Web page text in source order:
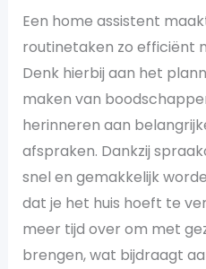
Een home assistent
routinetaken zo efficiënt
Denk hierbij aan het
maken van
herinneren aan
afspraken. Dankzij
snel en gemakkelijk
dat je het huis hoeft te
meer tijd over om met
brengen, wat bijdraagt